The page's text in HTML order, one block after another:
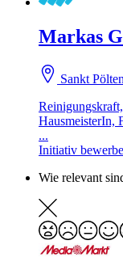
Markas
Sankt
HausmeisterIn,
...
Initiativ
Wie relevant